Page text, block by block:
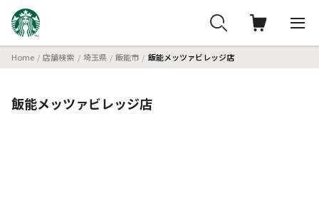
Home 店舗検索 埼玉県 飯能市 飯能メッツァビレッジ店
飯能メッツァビレッジ店